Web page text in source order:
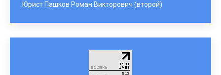
Юрист Пашков Роман Викторович (второй)